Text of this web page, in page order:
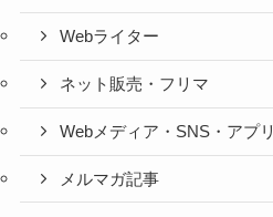
Webライター
ネット販売・フリマ
Webメディア・SNS・アプリ
メルマガ記事